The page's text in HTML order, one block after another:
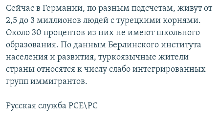
Сейчас в Германии, по разным подсчетам, живут от
2,5 до 3 миллионов людей с турецкими корнями.
Около 30 процентов из них не имеют школьного
образования. По данным Берлинского института
населения и развития, туркоязычные жители
страны относятся к числу слабо интегрированных
групп иммигрантов.
Русская служба РСЕ\РС